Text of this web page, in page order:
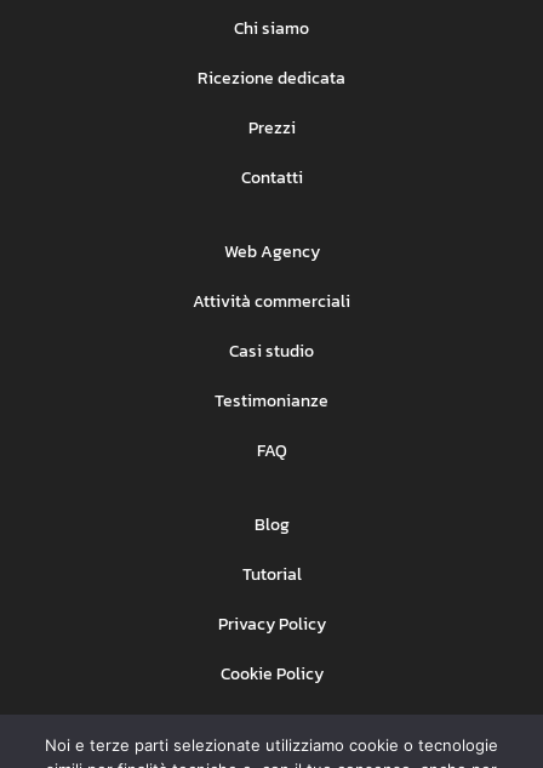
Chi siamo
Ricezione dedicata
Prezzi
Contatti
Web Agency
Attività commerciali
Casi studio
Testimonianze
FAQ
Blog
Tutorial
Privacy Policy
Cookie Policy
Area clienti
Noi e terze parti selezionate utilizziamo cookie o tecnologie